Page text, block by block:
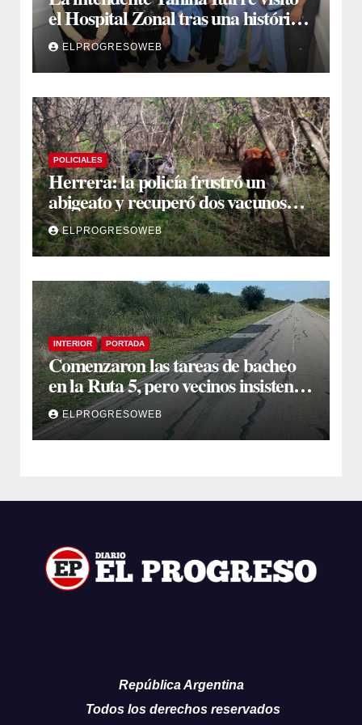
el Hospital Zonal tras una histórica
jornada de intervenciones
laparoscópicas
ELPROGRESOWEB
POLICIALES
Herrera: la policía frustró un
abigeato y recuperó dos vacunos
ocultos en una zona montuosa
ELPROGRESOWEB
INTERIOR PORTADA
Comenzaron las tareas de bacheo
en la Ruta 5, pero vecinos insisten
en un reclamo integral
ELPROGRESOWEB
República Argentina
Todos los derechos reservados